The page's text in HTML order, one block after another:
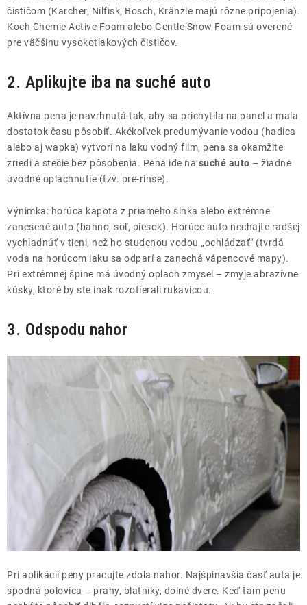
čističom (Karcher, Nilfisk, Bosch, Kränzle majú rôzne pripojenia).
Koch Chemie Active Foam alebo Gentle Snow Foam sú overené
pre väčšinu vysokotlakových čističov.
2. Aplikujte iba na suché auto
Aktívna pena je navrhnutá tak, aby sa prichytila na panel a mala
dostatok času pôsobiť. Akékoľvek predumývanie vodou (hadica
alebo aj wapka) vytvorí na laku vodný film, pena sa okamžite
zriedi a stečie bez pôsobenia. Pena ide na suché auto – žiadne
úvodné opláchnutie (tzv. pre-rinse).
Výnimka: horúca kapota z priameho slnka alebo extrémne
zanesené auto (bahno, soľ, piesok). Horúce auto nechajte radšej
vychladnúť v tieni, než ho studenou vodou „ochládzať" (tvrdá
voda na horúcom laku sa odparí a zanechá vápencové mapy).
Pri extrémnej špine má úvodný oplach zmysel – zmyje abrazívne
kúsky, ktoré by ste inak rozotierali rukavicou.
3. Odspodu nahor
Pri aplikácii peny pracujte zdola nahor. Najšpinavšia časť auta je
spodná polovica – prahy, blatníky, dolné dvere. Keď tam penu